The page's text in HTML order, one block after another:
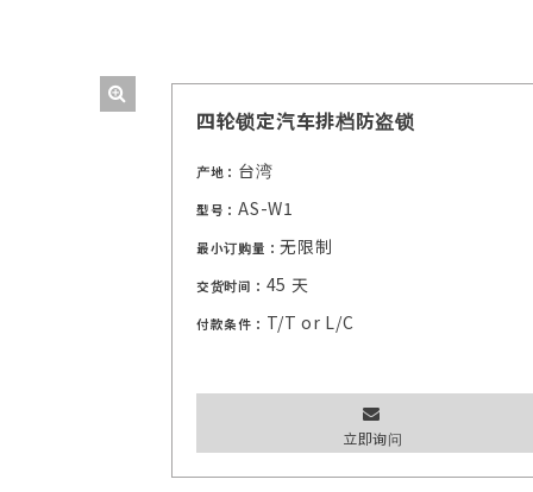
四轮锁定汽车排档防盗锁
产地： 台湾
型号：AS-W1
最小订购量：无限制
交货时间： 45 天
付款条件： T/T or L/C
立即询问